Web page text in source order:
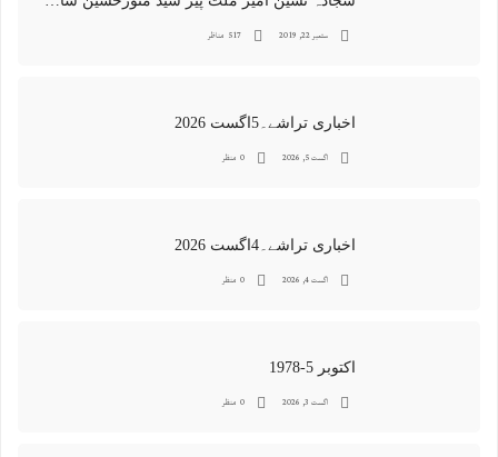
ستمبر 22, 2019 517 مناظر
اخباری تراشے۔5اگست 2026
اگست 5, 2026 0 منظر
اخباری تراشے۔4اگست 2026
اگست 4, 2026 0 منظر
اکتوبر 5-1978
اگست 3, 2026 0 منظر